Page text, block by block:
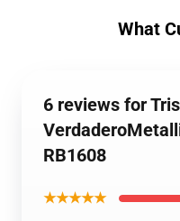
What
6 reviews for
RB1608
★★★★★